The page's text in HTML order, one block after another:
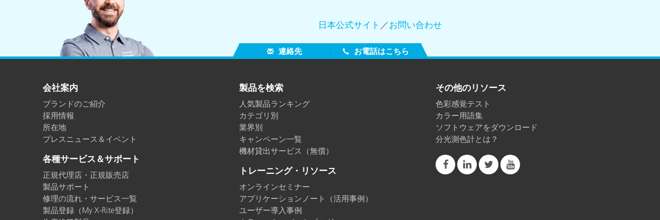
日本公式サイト ／お問い合わせ
連絡先 お電話はこちら
会社案内
ブランドのご紹介
採用情報
所在地
プレスニュース＆イベント
各種サービス＆サポート
正規代理店・正規販売店
製品サポート
修理の流れ・サービス一覧
製品登録（My X-Rite登録）
製品を検索
人気製品ランキング
カテゴリ別
業界別
キャンペーン一覧
機材貸出サービス（無償）
トレーニング・リソース
オンラインセミナー
アプリケーションノート（活用事例）
ユーザー導入事例
その他のリソース
色彩感覚テスト
カラー用語集
ソフトウェアをダウンロード
分光測色計とは？